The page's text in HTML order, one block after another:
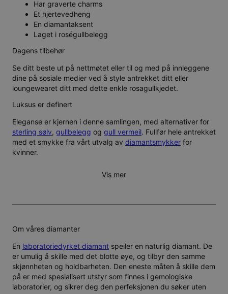
Har graverte charms
Et hjertevedheng
En diamantaksent
Laget i roségullbelegg
Vis mer
Dagens tilbehør
Se ditt beste ut på nettmøtet eller til og med på innleggene
dine på sosiale medier ved å style antrekket ditt eller
loungewearet ditt med dette enkle rosagullkjedet.
Luksus er definert
Eleganse er kjernen i denne samlingen, med alternativer for
sterling sølv, gullbelegg og gull vermeil. Fullfør hele antrekket
med et smykke fra vårt utvalg av diamantsmykker for
kvinner.
Om våres diamanter
En laboratoriedyrket diamant speiler en naturlig diamant. De
er umulig å skille med det blotte øye, og tilbyr den samme
skjønnheten og holdbarheten. Den eneste måten å skille dem
på er med spesialisert utstyr som finnes i gemologiske
laboratorier, og sikrer deg den perfeksjonen du søker uten